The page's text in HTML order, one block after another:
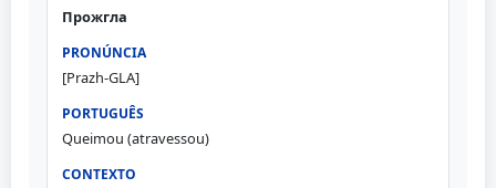
Прожгла
[Prazh-GLA]
Queimou (atravessou)